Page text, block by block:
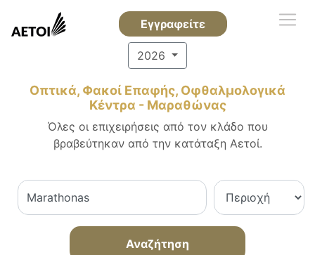
Εγγραφείτε
2026
Οπτικά, Φακοί Επαφής, Οφθαλμολογικά
Κέντρα - Μαραθώνας
Όλες οι επιχειρήσεις από τον κλάδο που
βραβεύτηκαν από την κατάταξη Αετοί.
Αναζήτηση